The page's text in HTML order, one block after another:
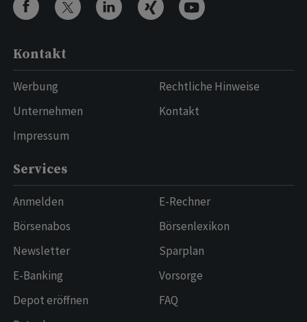
Kontakt
Werbung
Unternehmen
Impressum
Rechtliche Hinweise
Kontakt
Services
Anmelden
Börsenabos
Newsletter
E-Banking
Depot eröffnen
E-Rechner
Börsenlexikon
Sparplan
Vorsorge
FAQ